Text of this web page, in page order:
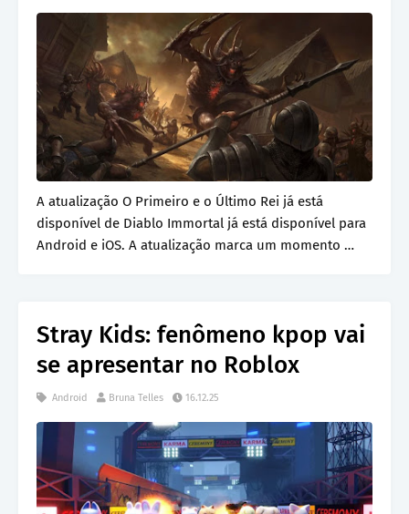
A atualização O Primeiro e o Último Rei já está
disponível de Diablo Immortal já está disponível para
Android e iOS. A atualização marca um momento …
Stray Kids: fenômeno kpop vai
se apresentar no Roblox
Android Bruna Telles 16.12.25